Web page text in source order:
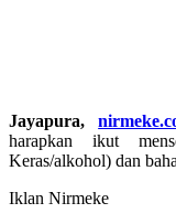
Jayapura,
harapkan ikut
Keras/alkohol) dan
Iklan Nirmeke